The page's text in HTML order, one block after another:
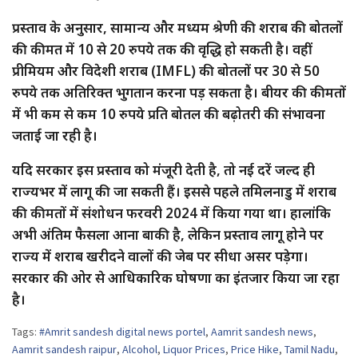
प्रस्ताव के अनुसार, सामान्य और मध्यम श्रेणी की शराब की बोतलों
की कीमत में 10 से 20 रुपये तक की वृद्धि हो सकती है। वहीं
प्रीमियम और विदेशी शराब (IMFL) की बोतलों पर 30 से 50
रुपये तक अतिरिक्त भुगतान करना पड़ सकता है। बीयर की कीमतों
में भी कम से कम 10 रुपये प्रति बोतल की बढ़ोतरी की संभावना
जताई जा रही है।
यदि सरकार इस प्रस्ताव को मंजूरी देती है, तो नई दरें जल्द ही
राज्यभर में लागू की जा सकती हैं। इससे पहले तमिलनाडु में शराब
की कीमतों में संशोधन फरवरी 2024 में किया गया था। हालांकि
अभी अंतिम फैसला आना बाकी है, लेकिन प्रस्ताव लागू होने पर
राज्य में शराब खरीदने वालों की जेब पर सीधा असर पड़ेगा।
सरकार की ओर से आधिकारिक घोषणा का इंतजार किया जा रहा
है।
Tags: #Amrit sandesh digital news portel, Aamrit sandesh news,
Aamrit sandesh raipur, Alcohol, Liquor Prices, Price Hike, Tamil Nadu,